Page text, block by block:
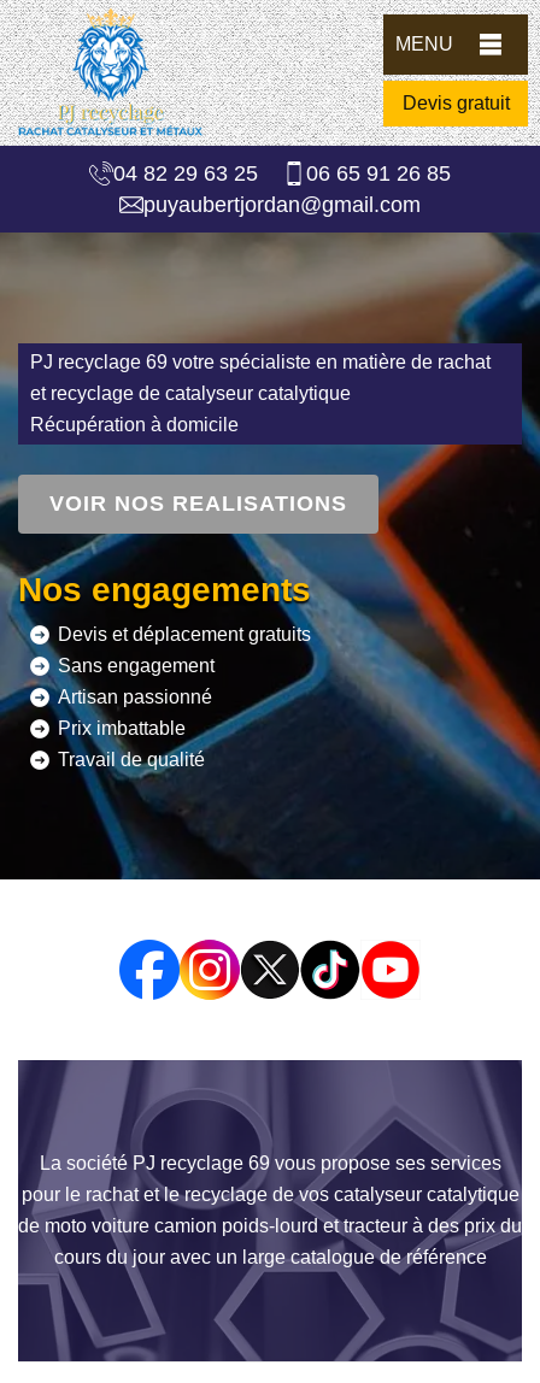
MENU
Devis gratuit
04 82 29 63 25
06 65 91 26 85
puyaubertjordan@gmail.com
PJ recyclage 69 votre spécialiste en matière de rachat
et recyclage de catalyseur catalytique
Récupération à domicile
VOIR NOS REALISATIONS
Nos engagements
Devis et déplacement gratuits
Sans engagement
Artisan passionné
Prix imbattable
Travail de qualité
La société PJ recyclage 69 vous propose ses services
pour le rachat et le recyclage de vos catalyseur catalytique
de moto voiture camion poids-lourd et tracteur à des prix du
cours du jour avec un large catalogue de référence